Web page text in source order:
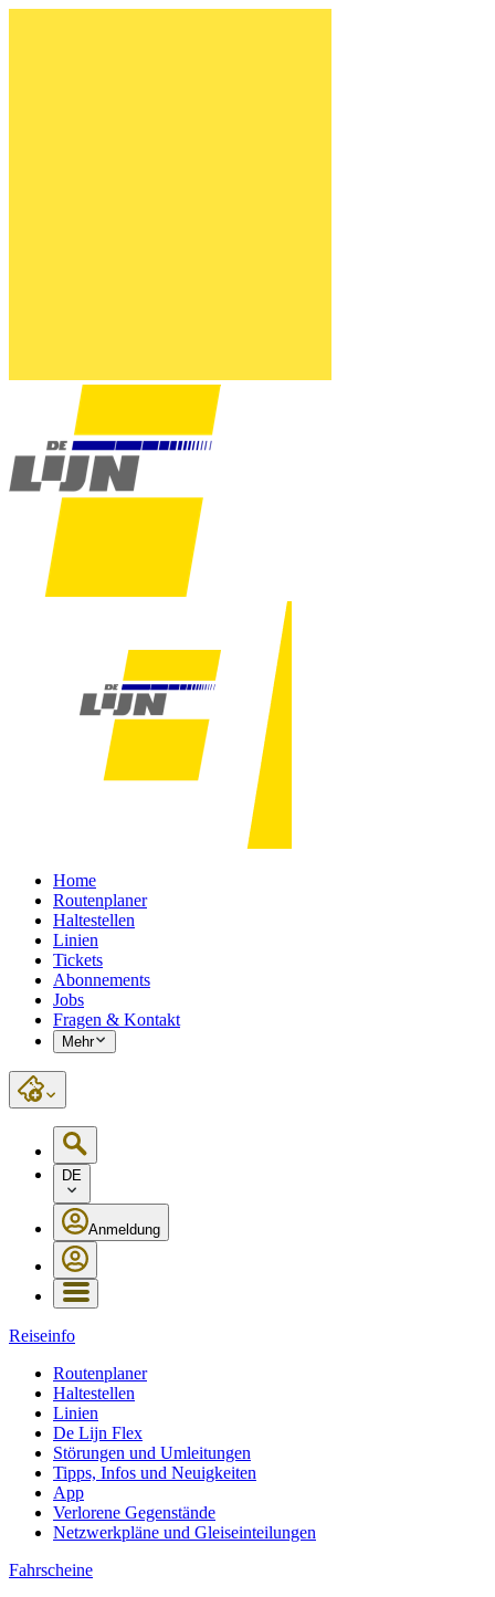
Home
Routenplaner
Haltestellen
Linien
Tickets
Abonnements
Jobs
Fragen & Kontakt
Mehr
DE
Anmeldung
Reiseinfo
Routenplaner
Haltestellen
Linien
De Lijn Flex
Störungen und Umleitungen
Tipps, Infos und Neuigkeiten
App
Verlorene Gegenstände
Netzwerkpläne und Gleiseinteilungen
Fahrscheine